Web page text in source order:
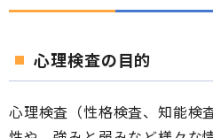
心理検査の目的
心理検査（性格検査、知能検